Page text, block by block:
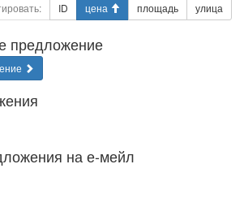
ID цена площадь улица
предложение
на е-мейл